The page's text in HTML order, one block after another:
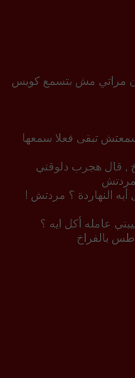
ان مراتي مش بتسمع كويس
على بعد 5 متر لو مسمعتش تبقى فعلا سمعها
, قال هجرب دلوقتي
مردتش
أيه النهاردة ؟ مردتش !
بالفراخ